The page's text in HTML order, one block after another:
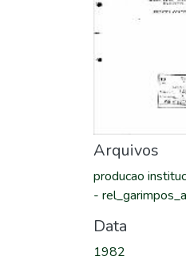
Arquivos
producao
-
Data
1982